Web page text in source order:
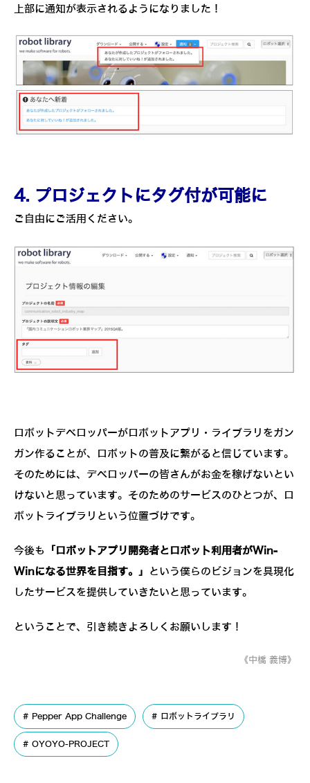
上部に通知が表示されるようになりました！
4. プロジェクトにタグ付が可能に
ご自由にご活用ください。
ロボットデベロッパーがロボットアプリ・ライブラリをガン
ガン作ることが、ロボットの普及に繋がると信じています。
そのためには、デベロッパーの皆さんがお金を稼げないとい
けないと思っています。そのためのサービスのひとつが、ロ
ボットライブラリという位置づけです。
今後も
「ロボットアプリ開発者とロボット利用者がWin-
Winになる世界を目指す。」
という僕らのビジョンを具現化
したサービスを提供していきたいと思っています。
ということで、引き続きよろしくお願いします！
《中橋 義博》
Pepper App Challenge ロボットライブラリ
OYOYO-PROJECT